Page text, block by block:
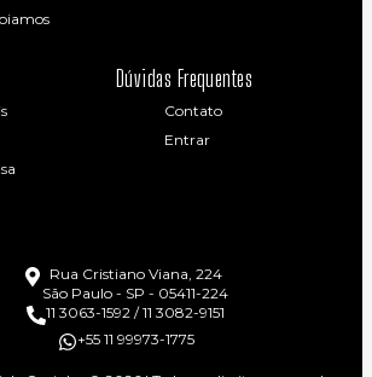
Dúvidas Frequentes
Contato
Entrar
Rua Cristiano Viana, 224
São Paulo - SP - 05411-224
11 3063-1592 / 11 3082-9151
+55 11 99973-1775